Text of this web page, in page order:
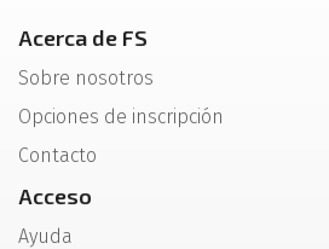
Acerca de FS
Sobre nosotros
Opciones de inscripción
Contacto
Acceso
Ayuda